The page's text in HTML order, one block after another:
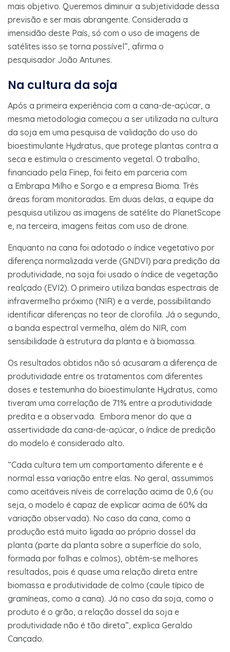
mais objetivo. Queremos diminuir a subjetividade dessa
previsão e ser mais abrangente. Considerada a
imensidão deste País, só com o uso de imagens de
satélites isso se torna possível”, afirma o
pesquisador João Antunes.
Na cultura da soja
Após a primeira experiência com a cana-de-açúcar, a
mesma metodologia começou a ser utilizada na cultura
da soja em uma pesquisa de validação do uso do
bioestimulante Hydratus, que protege plantas contra a
seca e estimula o crescimento vegetal. O trabalho,
financiado pela Finep, foi feito em parceria com
a Embrapa Milho e Sorgo e a empresa Bioma. Três
áreas foram monitoradas. Em duas delas, a equipe da
pesquisa utilizou as imagens de satélite do PlanetScope
e, na terceira, imagens feitas com uso de drone.
Enquanto na cana foi adotado o índice vegetativo por
diferença normalizada verde (GNDVI) para predição da
produtividade, na soja foi usado o índice de vegetação
realçado (EVI2). O primeiro utiliza bandas espectrais de
infravermelho próximo (NIR) e a verde, possibilitando
identificar diferenças no teor de clorofila. Já o segundo,
a banda espectral vermelha, além do NIR, com
sensibilidade à estrutura da planta e à biomassa.
Os resultados obtidos não só acusaram a diferença de
produtividade entre os tratamentos com diferentes
doses e testemunha do bioestimulante Hydratus, como
tiveram uma correlação de 71% entre a produtividade
predita e a observada. Embora menor do que a
assertividade da cana-de-açúcar, o índice de predição
do modelo é considerado alto.
“Cada cultura tem um comportamento diferente e é
normal essa variação entre elas. No geral, assumimos
como aceitáveis níveis de correlação acima de 0,6 (ou
seja, o modelo é capaz de explicar acima de 60% da
variação observada). No caso da cana, como a
produção está muito ligada ao próprio dossel da
planta (parte da planta sobre a superfície do solo,
formada por folhas e colmos), obtêm-se melhores
resultados, pois é quase uma relação direta entre
biomassa e produtividade de colmo (caule típico de
gramíneas, como a cana). Já no caso da soja, como o
produto é o grão, a relação dossel da soja e
produtividade não é tão direta”, explica Geraldo
Cançado.